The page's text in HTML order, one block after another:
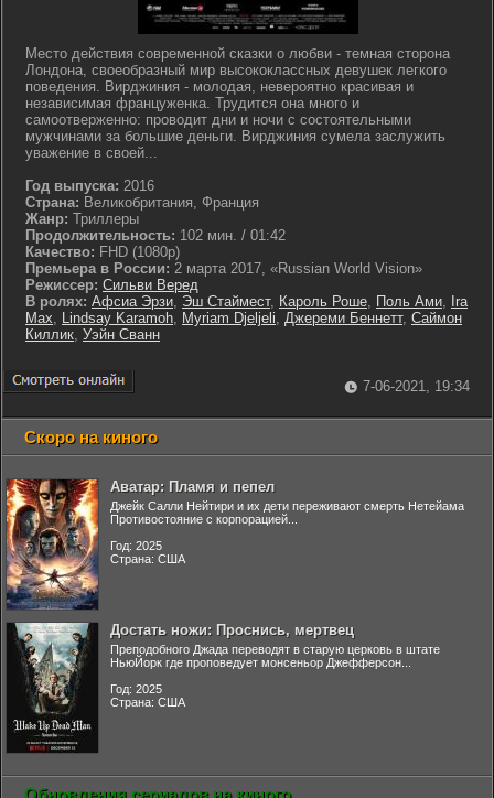
Место действия современной сказки о любви - темная сторона
Лондона, своеобразный мир высококлассных девушек легкого
поведения. Вирджиния - молодая, невероятно красивая и
независимая француженка. Трудится она много и
самоотверженно: проводит дни и ночи с состоятельными
мужчинами за большие деньги. Вирджиния сумела заслужить
уважение в своей...
Год выпуска: 2016
Страна: Великобритания, Франция
Жанр: Триллеры
Продолжительность: 102 мин. / 01:42
Качество: FHD (1080p)
Премьера в России: 2 марта 2017, «Russian World Vision»
Режиссер: Сильви Веред
В ролях: Афсиа Эрзи, Эш Стаймест, Кароль Роше, Поль Ами,
Ira
Max, Lindsay Karamoh, Myriam Djeljeli, Джереми Беннетт, Саймон
Киллик, Уэйн Сванн
7-06-2021, 19:34
Скоро на киного
Аватар: Пламя и пепел
Джейк Салли Нейтири и их дети переживают смерть Нетейама
Противостояние с корпорацией...
Год: 2025
Страна: США
Достать ножи: Проснись, мертвец
Преподобного Джада переводят в старую церковь в штате
НьюЙорк где проповедует монсеньор Джефферсон...
Год: 2025
Страна: США
Обновления сериалов на киного